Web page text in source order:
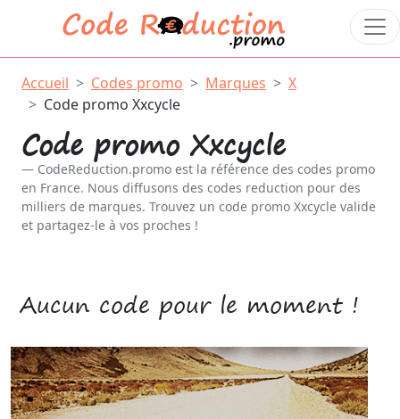
Accueil Codes promo Marques
X
Code promo Xxcycle
Code promo Xxcycle
CodeReduction.promo est la référence des codes promo
en France. Nous diffusons des codes reduction pour des
milliers de marques. Trouvez un code promo Xxcycle valide
et partagez-le à vos proches !
Aucun code pour le moment !